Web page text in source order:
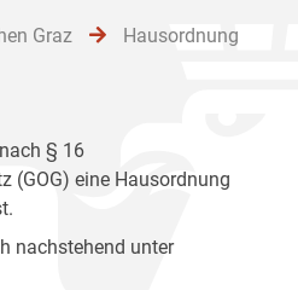
Graz Hausordnung
§ 16
(GOG) eine Hausordnung
nachstehend unter